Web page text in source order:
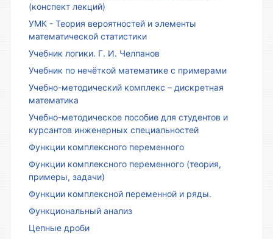
(конспект лекций)
УМК - Теория вероятностей и элементы
математической статистики
Учебник логики. Г. И. Челпанов
Учебник по нечёткой математике с примерами
Учебно-методический комплекс – дискретная
математика
Учебно-методическое пособие для студентов и
курсантов инженерных специальностей
Функции комплексного переменного
Функции комплексного переменного (теория,
примеры, задачи)
Функции комплексной переменной и ряды.
Функциональный анализ
Цепные дроби